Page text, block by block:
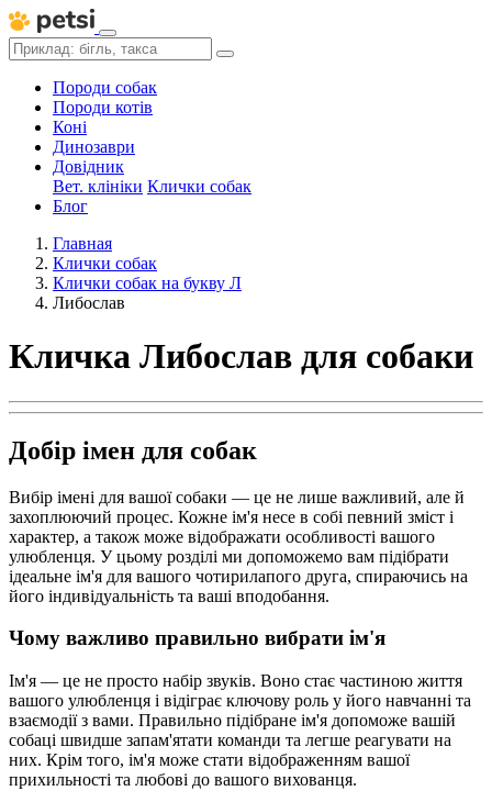
Породи собак
Породи котів
Коні
Динозаври
Довідник
Вет. клініки Клички собак
Блог
Главная
Клички собак
Клички собак на букву Л
Либослав
Кличка Либослав для собаки
Добір імен для собак
Вибір імені для вашої собаки — це не лише важливий, але й
захоплюючий процес. Кожне ім'я несе в собі певний зміст і
характер, а також може відображати особливості вашого
улюбленця. У цьому розділі ми допоможемо вам підібрати
ідеальне ім'я для вашого чотирилапого друга, спираючись на
його індивідуальність та ваші вподобання.
Чому важливо правильно вибрати ім'я
Ім'я — це не просто набір звуків. Воно стає частиною життя
вашого улюбленця і відіграє ключову роль у його навчанні та
взаємодії з вами. Правильно підібране ім'я допоможе вашій
собаці швидше запам'ятати команди та легше реагувати на
них. Крім того, ім'я може стати відображенням вашої
прихильності та любові до вашого вихованця.